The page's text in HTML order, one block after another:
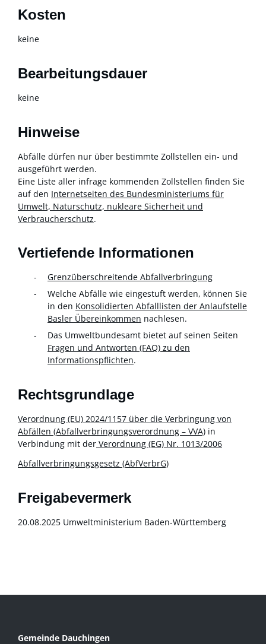
Kosten
keine
Bearbeitungsdauer
keine
Hinweise
Abfälle dürfen nur über bestimmte Zollstellen ein- und
ausgeführt werden.
Eine Liste aller infrage kommenden Zollstellen finden Sie
auf den Internetseiten des Bundesministeriums für
Umwelt, Naturschutz, nukleare Sicherheit und
Verbraucherschutz.
Vertiefende Informationen
Grenzüberschreitende Abfallverbringung
Welche Abfälle wie eingestuft werden, können Sie
in den Konsolidierten Abfalllisten der Anlaufstelle
Basler Übereinkommen nachlesen.
Das Umweltbundesamt bietet auf seinen Seiten
Fragen und Antworten (FAQ) zu den
Informationspflichten.
Rechtsgrundlage
Verordnung (EU) 2024/1157 über die Verbringung von
Abfällen (Abfallverbringungsverordnung – VVA) in
Verbindung mit der Verordnung (EG) Nr. 1013/2006
Abfallverbringungsgesetz (AbfVerbrG)
Freigabevermerk
20.08.2025 Umweltministerium Baden-Württemberg
Gemeinde Dauchingen